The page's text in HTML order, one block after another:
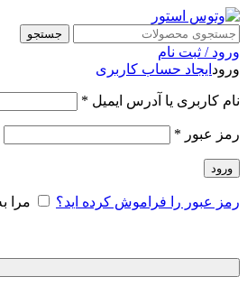
جستجو
ورود / ثبت نام
ورود ایجاد حساب کاربری
نام کاربری یا آدرس ایمیل *
رمز عبور *
ورود
رمز عبور را فراموش کرده اید؟ مرا